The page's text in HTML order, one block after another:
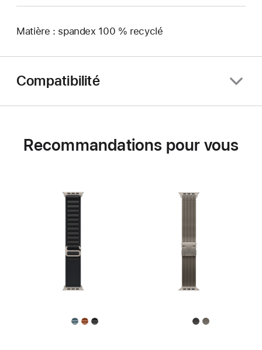
Matière : spandex 100 % recyclé
Compatibilité
Recommandations pour vous